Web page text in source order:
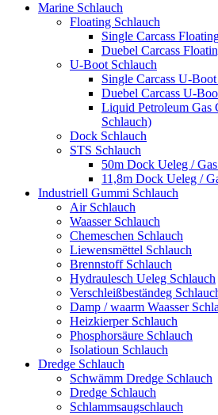
Marine Schlauch
Floating Schlauch
Single Carcass
Duebel Carcass
U-Boot Schlauch
Single Carcass U-
Duebel Carcass U-
Liquid Petroleum Gas
Schlauch)
Dock Schlauch
STS Schlauch
50m Dock Ueleg /
11,8m Dock Ueleg /
Industriell Gummi Schlauch
Air Schlauch
Waasser Schlauch
Chemeschen Schlauch
Liewensmëttel Schlauch
Brennstoff Schlauch
Hydraulesch Ueleg Schlauch
Verschleißbeständeg
Damp / waarm Waasser
Heizkierper Schlauch
Phosphorsäure Schlauch
Isolatioun Schlauch
Dredge Schlauch
Schwämm Dredge Schlauch
Dredge Schlauch
Schlammsaugschlauch